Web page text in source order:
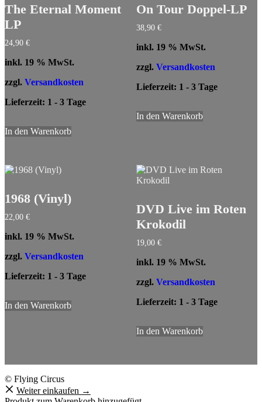
The Eternal Moment
LP
24,90 €
inkl. 19 % MwSt.
zzgl. Versandkosten
Lieferzeit: 1 - 3 Tage
In den Warenkorb
On Tour Doppel-LP
38,90 €
inkl. 19 % MwSt.
zzgl. Versandkosten
Lieferzeit: 1 - 3 Tage
In den Warenkorb
1968 (Vinyl)
22,00 €
inkl. 19 % MwSt.
zzgl. Versandkosten
Lieferzeit: 1 - 3 Tage
In den Warenkorb
DVD Live im Roten
Krokodil
19,00 €
inkl. 19 % MwSt.
zzgl. Versandkosten
Lieferzeit: 1 - 3 Tage
In den Warenkorb
© Flying Circus
Weiter einkaufen →